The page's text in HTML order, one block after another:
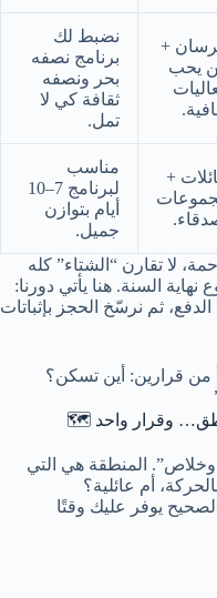
+
يحب
نضبط لك
برنامج نصفه
بحر ونصفه
ثقافة كي لا
تمل.
+
مناسب
لبرنامج 7–10
أيام بتوازن
جميل.
لا تقارن “الشتاء” كله
السنة. هنا يأتي دورنا:
ثم نرسّخ الحجز بإثباتات
من قرارين: أين تسكن؟
المنطقة هي التي
أم عائلية؟
يوفر عليك وقتًا